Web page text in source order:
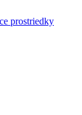
prostriedky